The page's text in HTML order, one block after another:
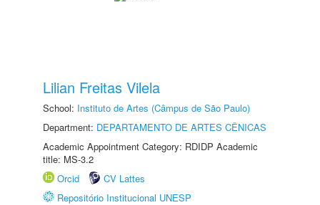
Lilian Freitas Vilela
School: Instituto de Artes (Câmpus de São Paulo)
Department: DEPARTAMENTO DE ARTES CÊNICAS
Academic Appointment Category: RDIDP Academic
title: MS-3.2
Orcid
CV Lattes
Repositório Institucional UNESP